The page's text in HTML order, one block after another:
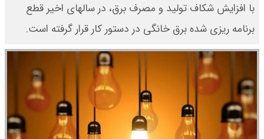
قیمت طلا ۲۴ عیار امروز شنبه ۱۷ مرداد
با افزایش شکاف تولید و مصرف برق، در سالهای اخیر قطع
برنامه ریزی شده برق خانگی در دستور کار قرار گرفته است.